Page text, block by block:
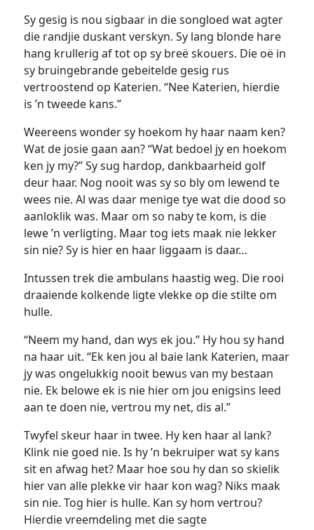
Sy gesig is nou sigbaar in die songloed wat agter
die randjie duskant verskyn. Sy lang blonde hare
hang krullerig af tot op sy breë skouers. Die oë in
sy bruingebrande gebeitelde gesig rus
vertroostend op Katerien. “Nee Katerien, hierdie
is ’n tweede kans.”
Weereens wonder sy hoekom hy haar naam ken?
Wat de josie gaan aan? “Wat bedoel jy en hoekom
ken jy my?” Sy sug hardop, dankbaarheid golf
deur haar. Nog nooit was sy so bly om lewend te
wees nie. Al was daar menige tye wat die dood so
aanloklik was. Maar om so naby te kom, is die
lewe ’n verligting. Maar tog iets maak nie lekker
sin nie? Sy is hier en haar liggaam is daar…
Intussen trek die ambulans haastig weg. Die rooi
draaiende kolkende ligte vlekke op die stilte om
hulle.
“Neem my hand, dan wys ek jou.” Hy hou sy hand
na haar uit. “Ek ken jou al baie lank Katerien, maar
jy was ongelukkig nooit bewus van my bestaan
nie. Ek belowe ek is nie hier om jou enigsins leed
aan te doen nie, vertrou my net, dis al.”
Twyfel skeur haar in twee. Hy ken haar al lank?
Klink nie goed nie. Is hy ’n bekruiper wat sy kans
sit en afwag het? Maar hoe sou hy dan so skielik
hier van alle plekke vir haar kon wag? Niks maak
sin nie. Tog hier is hulle. Kan sy hom vertrou?
Hierdie vreemdeling met die sagte